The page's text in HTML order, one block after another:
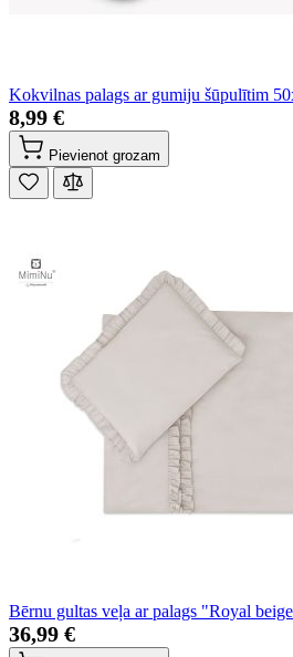
Kokvilnas palags ar gumiju šūpulītim
8,99 €
Pievienot grozam
Bērnu gultas veļa ar palags "Royal
36,99 €